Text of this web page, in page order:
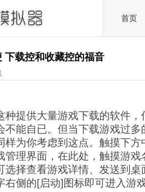
首页
下载控和收藏控的福音
种提供大量游戏下载的软件，
不能自已。但当下载游戏过
样为你考虑到这点。触摸下
管理界面，在此处，触摸游戏
选择查看游戏详情、发送到
右侧的[启动]图标即可进入游